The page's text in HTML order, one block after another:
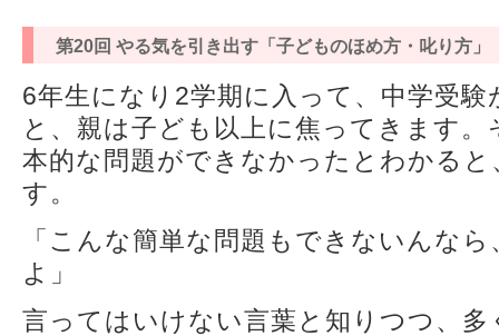
第20回 やる気を引き出す「子どものほめ方・叱り方」
6年生になり2学期に入って、中学受
と、親は子ども以上に焦ってきます
本的な問題ができなかったとわかる
す。
「こんな簡単な問題もできないんな
よ」
言ってはいけない言葉と知りつつ、